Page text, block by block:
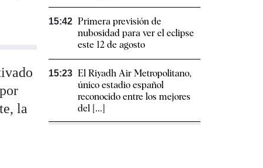
la
15:42 Primera previsión de
nubosidad para ver el eclipse
este 12 de agosto
15:23 El Riyadh Air Metropolitano,
único estadio español
reconocido entre los mejores
del [...]